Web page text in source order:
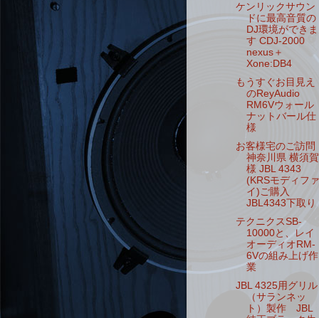
ケンリックサウン
ドに最高音質の
DJ環境ができま
す CDJ-2000
nexus＋
Xone:DB4
もうすぐお目見え
のReyAudio
RM6Vウォール
ナットバール仕
様
お客様宅のご訪問
神奈川県 横須賀
様 JBL 4343
(KRSモディファ
イ)ご購入
JBL4343下取り
テクニクスSB-
10000と、レイ
オーディオRM-
6Vの組み上げ作
業
JBL 4325用グリル
（サランネッ
ト）製作 JBL